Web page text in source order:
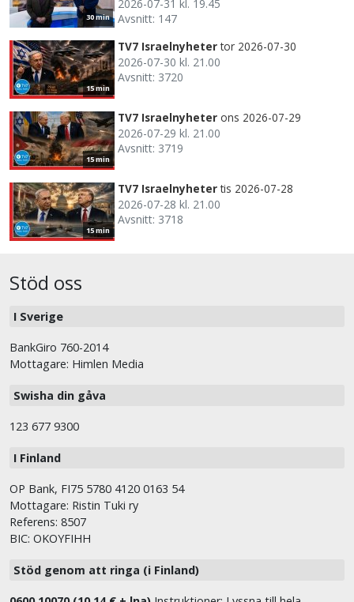
30 min
2026-07-31 kl. 19.45
Avsnitt: 147
15 min
TV7 Israelnyheter tor 2026-07-30
2026-07-30 kl. 21.00
Avsnitt: 3720
15 min
TV7 Israelnyheter ons 2026-07-29
2026-07-29 kl. 21.00
Avsnitt: 3719
15 min
TV7 Israelnyheter tis 2026-07-28
2026-07-28 kl. 21.00
Avsnitt: 3718
Stöd oss
I Sverige
BankGiro 760-2014
Mottagare: Himlen Media
Swisha din gåva
123 677 9300
I Finland
OP Bank, FI75 5780 4120 0163 54
Mottagare: Ristin Tuki ry
Referens: 8507
BIC: OKOYFIHH
Stöd genom att ringa (i Finland)